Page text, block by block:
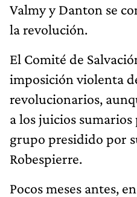
Valmy y Danton se
la revolución.
El Comité de
imposición violenta
revolucionarios,
a los juicios
grupo presidido por
Robespierre.
Pocos meses antes,